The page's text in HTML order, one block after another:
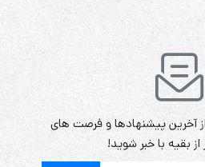
آخرین پیشنهادها و فرصت های
از بقیه با خبر شوید!